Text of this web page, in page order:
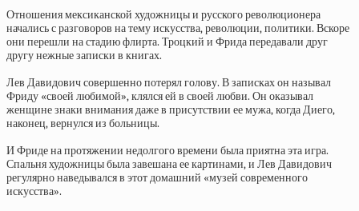
Отношения мексиканской художницы и русского революционера
начались с разговоров на тему искусства, революции, политики. Вскоре
они перешли на стадию флирта. Троцкий и Фрида передавали друг
другу нежные записки в книгах.
Лев Давидович совершенно потерял голову. В записках он называл
Фриду «своей любимой», клялся ей в своей любви. Он оказывал
женщине знаки внимания даже в присутствии ее мужа, когда Диего,
наконец, вернулся из больницы.
И Фриде на протяжении недолгого времени была приятна эта игра.
Спальня художницы была завешана ее картинами, и Лев Давидович
регулярно наведывался в этот домашний «музей современного
искусства».